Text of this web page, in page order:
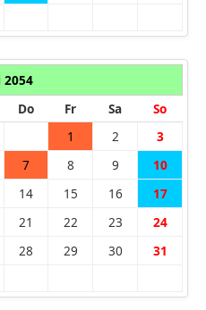
2054
Do Fr Sa So
1 2 3
7 8 9 10
14 15 16 17
21 22 23 24
28 29 30 31